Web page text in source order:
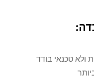
ולא טכנאי בודד